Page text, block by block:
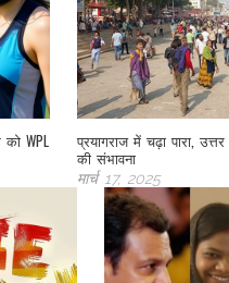
WPL
प्रयागराज में चढ़ा पारा,
की संभावना
मार्च 17, 2025